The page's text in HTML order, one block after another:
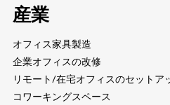
産業
オフィス家具製造
企業オフィスの改修
リモート/在宅オフィスのセットア
コワーキングスペース